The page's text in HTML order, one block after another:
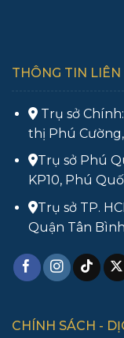
THÔNG TIN LIÊN
Trụ sở
thị Phú Cường,
Trụ sở Phú
KP10, Phú
Trụ sở TP.
Quận Tân
CHÍNH SÁCH -